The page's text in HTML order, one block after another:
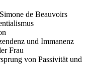
de Beauvoirs
und Immanenz
Frau
von Passivität und